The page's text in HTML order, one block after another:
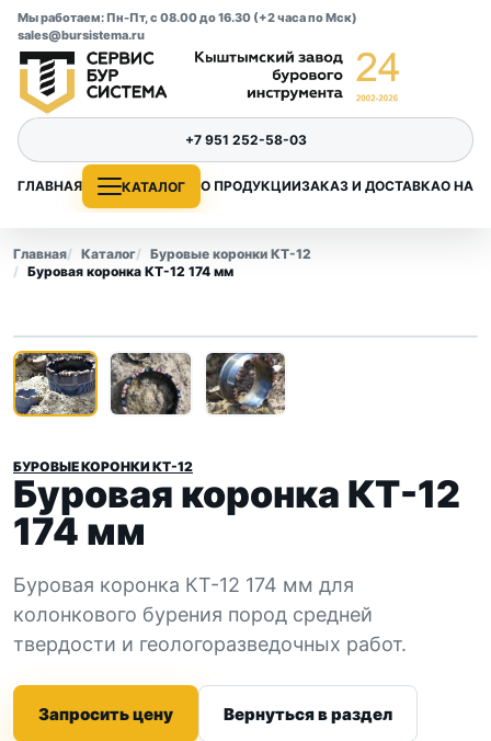
Мы работаем: Пн-Пт, с 08.00 до 16.30 (+2 часа по Мск)
sales@bursistema.ru
ГЛАВНАЯ КАТАЛОГ О ПРОДУКЦИИЗАКАЗ И ДОСТАВКАО НАС
+7 951 252-58-03
Главная Каталог
Буровые коронки КТ-12
Буровая коронка КТ-12 174 мм
‹ ›
БУРОВЫЕ КОРОНКИ КТ-12
Буровая коронка КТ-12
174 мм
Буровая коронка КТ-12 174 мм для
колонкового бурения пород средней
твердости и геологоразведочных работ.
Запросить цену Вернуться в раздел